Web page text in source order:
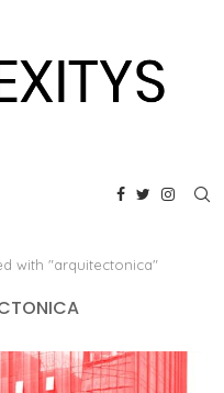
with "arquitectonica"